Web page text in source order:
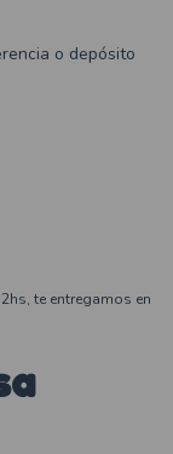
o depósito
te entregamos en